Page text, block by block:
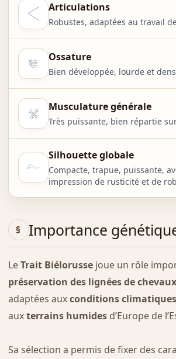
Articulations
Robustes, adaptées au travail
Ossature
Bien développée, lourde et
Musculature générale
Très puissante, bien répartie
Silhouette globale
Compacte, trapue, puissante,
impression de rusticité et de
Importance
LeTrait Biélorussejoue un rôle
préservation des lignées de
adaptées auxconditions
auxterrains humidesd’Europe de
Sa sélection a permis de fixer des